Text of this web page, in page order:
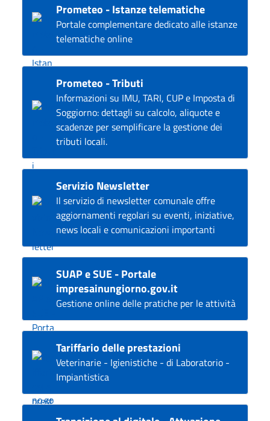
Prometeo - Istanze telematiche
Portale complementare dedicato alle istanze
telematiche online
Prometeo - Tributi
Informazioni su IMU, TARI, CUP e Imposta di
Soggiorno: dettagli su calcolo, aliquote e
scadenze per semplificare la gestione dei
tributi locali.
Servizio Newsletter
Il servizio di newsletter comunale offre
aggiornamenti regolari su eventi, iniziative,
news locali e comunicazioni importanti
SUAP e SUE - Portale
impresainungiorno.gov.it
Gestione online delle pratiche per le attività
Tariffario delle prestazioni
Veterinarie - Igienistiche - di Laboratorio -
Impiantistica